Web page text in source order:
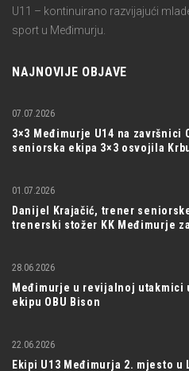
U11 – kontinuirano razvijajući
sport u Međimurju.
NAJNOVIJE OBJAVE
3×3 Međimurje U14 na završnici
seniorska ekipa 3×3 osvojila
07.07.2026
Danijel Krajačić, trener
trenerski stožer KK Međimurje
01.07.2026
Međimurje u revijalnoj utakmici
ekipu OBU Bison
28.06.2026
Ekipi U13 Međimurja 2. mjesto
22.06.2026